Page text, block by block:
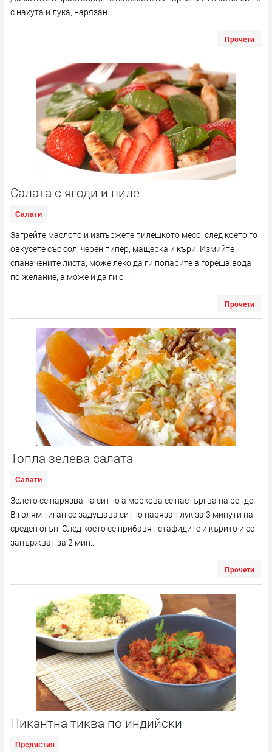
с нахута и лука, нарязан...
Прочети
Салата с ягоди и пиле
Салати
Загрейте маслото и изпържете пилешкото месо, след което го
овкусете със сол, черен пипер, мащерка и къри. Измийте
спаначените листа, може леко да ги попарите в гореща вода
по желание, а може и да ги с...
Прочети
Топла зелева салата
Салати
Зелето се нарязва на ситно а моркова се настъргва на ренде.
В голям тиган се задушава ситно нарязан лук за 3 минути на
среден огън. След което се прибавят стафидите и кърито и се
запържват за 2 мин...
Прочети
Пикантна тиква по индийски
Предястия